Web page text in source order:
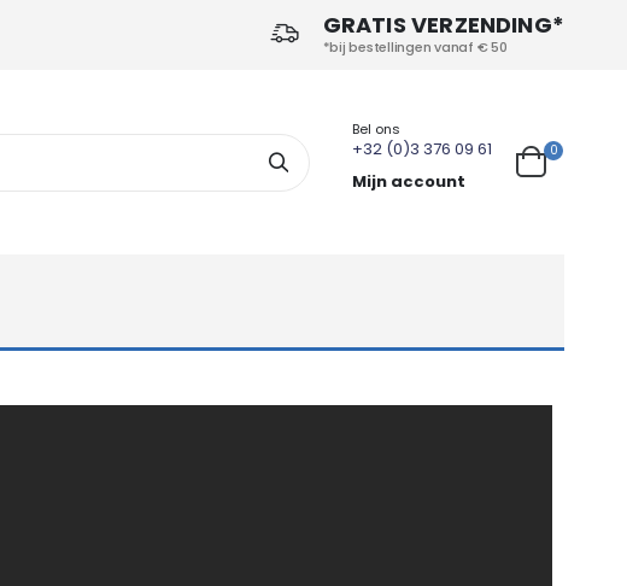
GRATIS VERZENDING*
*bij bestellingen vanaf € 50
Bel ons
+32 (0)3 376 09 61
Mijn account
Cart
0producten